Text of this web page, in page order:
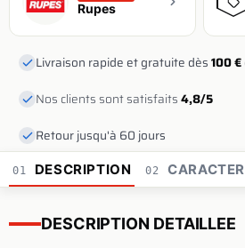
Rupes
Livraison rapide et gratuite dès100 €
Nos clients sont satisfaits4,8/5
Retour jusqu'à 60 jours
01 DESCRIPTION 02
DESCRIPTION DETAILLEE